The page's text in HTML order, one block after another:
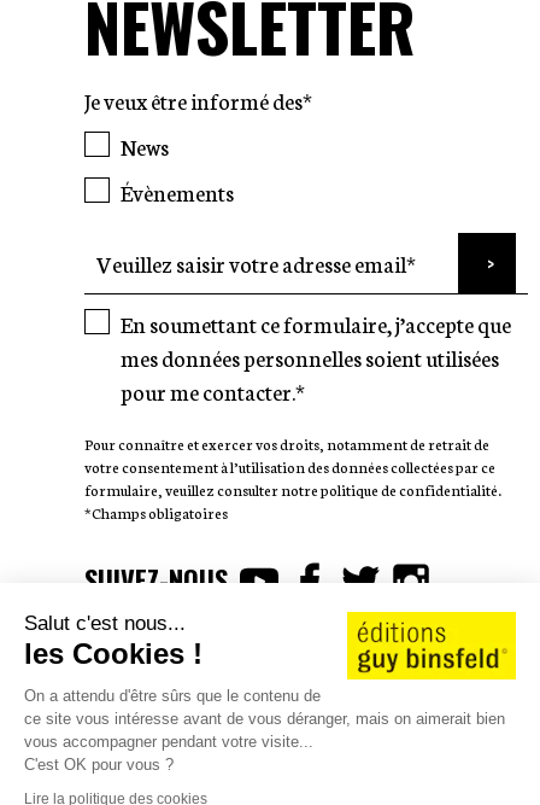
NEWSLETTER
Je veux être informé des*
News
Évènements
En soumettant ce formulaire, j’accepte que
mes données personnelles soient utilisées
pour me contacter.*
Pour connaître et exercer vos droits, notamment de retrait de
votre consentement à l’utilisation des données collectées par ce
formulaire, veuillez consulter notre politique de confidentialité.
*Champs obligatoires
SUIVEZ-NOUS
AUTEURS
WE LOVE STORIES
CATALOGUE 25/26
Salut c'est nous...
les Cookies !
On a attendu d'être sûrs que le contenu de
ce site vous intéresse avant de vous déranger, mais on aimerait bien
vous accompagner pendant votre visite...
C'est OK pour vous ?
Lire la politique des cookies